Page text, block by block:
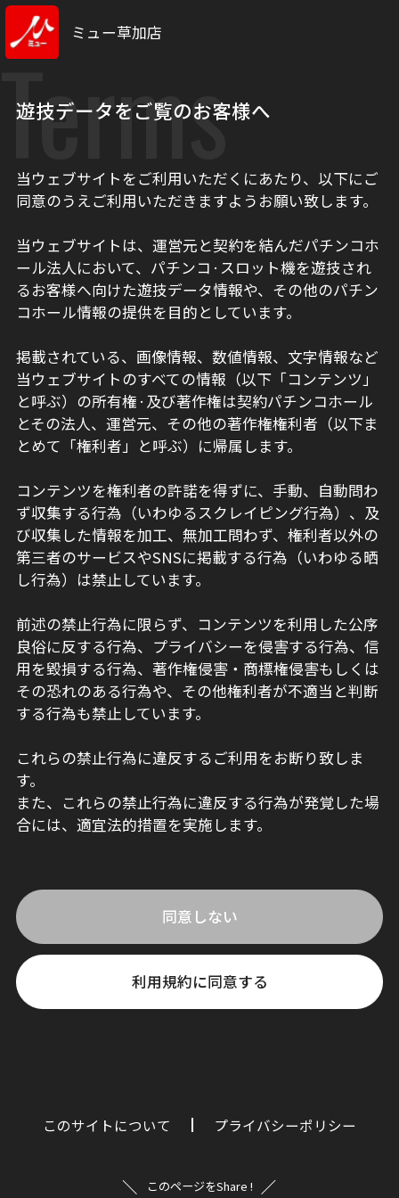
ミュー草加店
Terms
遊技データをご覧のお客様へ
当ウェブサイトをご利用いただくにあたり、以下にご
同意のうえご利用いただきますようお願い致します。
当ウェブサイトは、運営元と契約を結んだパチンコホ
ール法人において、パチンコ·スロット機を遊技され
るお客様へ向けた遊技データ情報や、その他のパチン
コホール情報の提供を目的としています。
掲載されている、画像情報、数値情報、文字情報など
当ウェブサイトのすべての情報（以下「コンテンツ」
と呼ぶ）の所有権·及び著作権は契約パチンコホール
とその法人、運営元、その他の著作権権利者（以下ま
とめて「権利者」と呼ぶ）に帰属します。
コンテンツを権利者の許諾を得ずに、手動、自動問わ
ず収集する行為（いわゆるスクレイピング行為）、及
び収集した情報を加工、無加工問わず、権利者以外の
第三者のサービスやSNSに掲載する行為（いわゆる晒
し行為）は禁止しています。
前述の禁止行為に限らず、コンテンツを利用した公序
良俗に反する行為、プライバシーを侵害する行為、信
用を毀損する行為、著作権侵害・商標権侵害もしくは
その恐れのある行為や、その他権利者が不適当と判断
する行為も禁止しています。
これらの禁止行為に違反するご利用をお断り致しま
す。
また、これらの禁止行為に違反する行為が発覚した場
合には、適宜法的措置を実施します。
同意しない
利用規約に同意する
このサイトについて プライバシーポリシー
このページをShare !